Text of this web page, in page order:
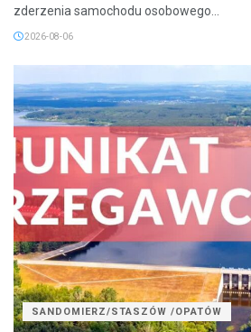
zderzenia samochodu osobowego...
2026-08-06
SANDOMIERZ/STASZÓW /OPATÓW